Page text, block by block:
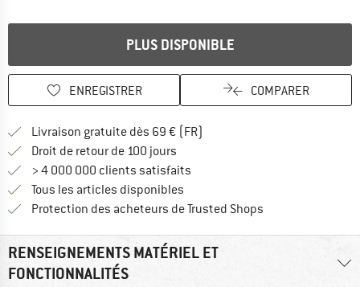
PLUS DISPONIBLE
ENREGISTRER COMPARER
Livraison gratuite dès 69 € (FR)
Droit de retour de 100 jours
> 4 000 000 clients satisfaits
Tous les articles disponibles
Protection des acheteurs de Trusted Shops
RENSEIGNEMENTS MATÉRIEL ET
FONCTIONNALITÉS